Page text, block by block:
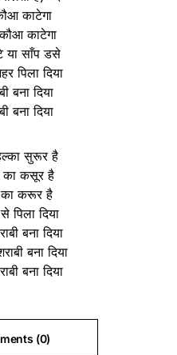
काटेगा
काटेगा
साँप डसे
पिला दिया
बना दिया
बना दिया
सुरूर है
का कसूर है
का करूर है
पिला दिया
बना दिया
बना दिया
बना दिया
(0)